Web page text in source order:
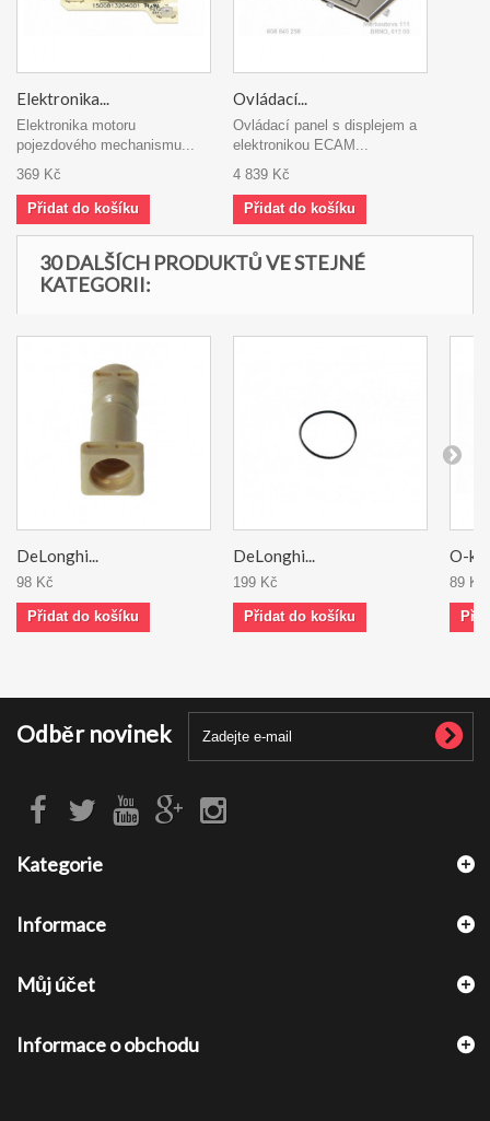
Elektronika...
Elektronika motoru
pojezdového mechanismu...
369 Kč
Přidat do košíku
Ovládací...
Ovládací panel s displejem a
elektronikou ECAM...
4 839 Kč
Přidat do košíku
30 DALŠÍCH PRODUKTŮ VE STEJNÉ
KATEGORII:
DeLonghi...
98 Kč
Přidat do košíku
DeLonghi...
199 Kč
Přidat do košíku
O-
89 Kč
Odběr novinek
Kategorie
Informace
Můj účet
Informace o obchodu